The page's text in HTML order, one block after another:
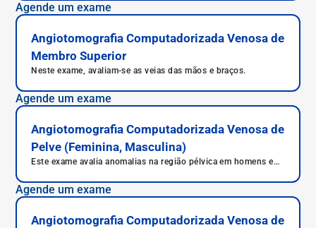
Agende um exame
Angiotomografia Computadorizada Venosa de
Membro Superior
Neste exame, avaliam-se as veias das mãos e braços.
Agende um exame
Angiotomografia Computadorizada Venosa de
Pelve (Feminina, Masculina)
Este exame avalia anomalias na região pélvica em homens e
Agende um exame
Angiotomografia Computadorizada Venosa de